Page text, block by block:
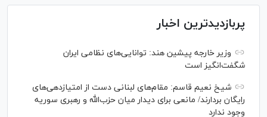
پربازدیدترین اخبار
وزیر خارجه پیشین هند: توانایی‌های نظامی ایران
شگفت‌انگیز است
شیخ نعیم قاسم: مقام‌های لبنانی دست از امتیازدهی‌های
رایگان بردارند/ مانعی برای دیدار میان حزب‌الله و رهبری سوریه
وجود ندارد